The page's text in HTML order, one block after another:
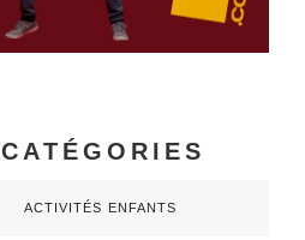
CATÉGORIES
ACTIVITÉS ENFANTS